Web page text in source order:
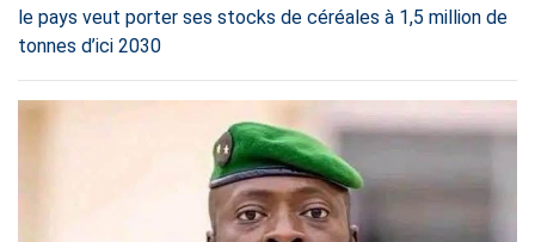
le pays veut porter ses stocks de céréales à 1,5 million de
tonnes d’ici 2030